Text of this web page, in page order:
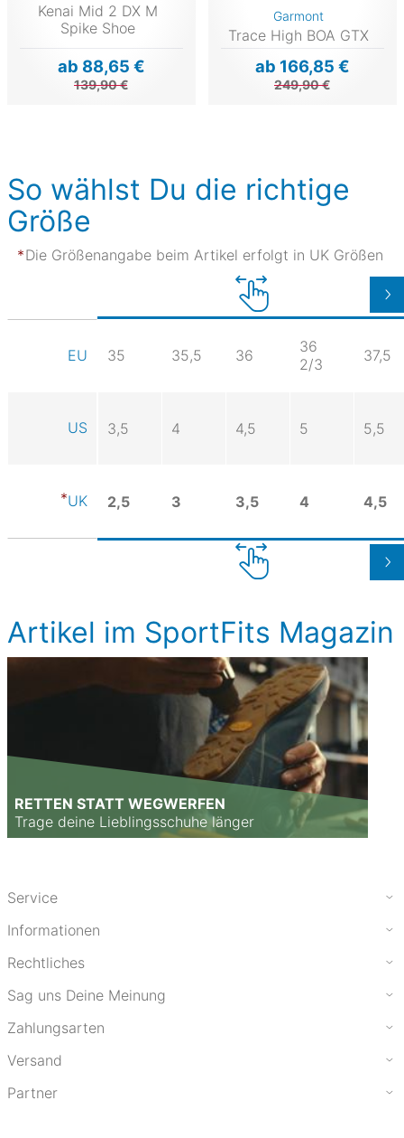
Kenai Mid 2 DX M
Spike Shoe
ab 88,65 €
139,90 €
Garmont
Trace High BOA GTX
ab 166,85 €
249,90 €
So wählst Du die richtige
Größe
Die Größenangabe beim Artikel erfolgt in UK Größen
EU 35 35,5 36
36
2/3
37,5
US 3,5 4 4,5 5 5,5
UK 2,5 3 3,5 4 4,5
Artikel im SportFits Magazin
RETTEN STATT WEGWERFEN
Trage deine Lieblingsschuhe länger
Service
Informationen
Rechtliches
Sag uns Deine Meinung
Zahlungsarten
Versand
Partner